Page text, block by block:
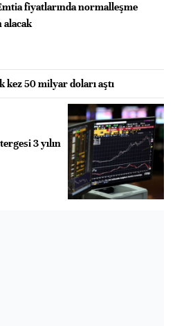
fiyatlarında normalleşme
alacak
kez 50 milyar doları aştı
3 yılın